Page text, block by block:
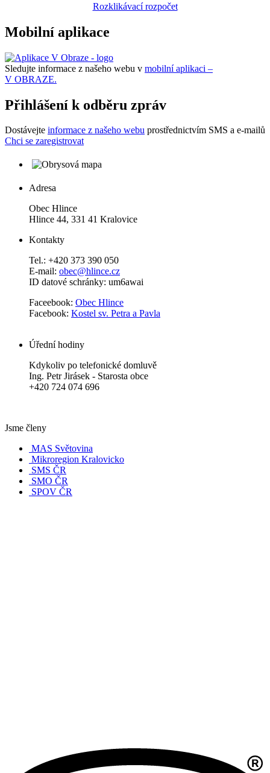
Rozklikávací rozpočet
Mobilní aplikace
Sledujte informace z našeho webu v mobilní aplikaci –
V OBRAZE.
Přihlášení k odběru zpráv
Dostávejte informace z našeho webu prostřednictvím SMS a e-mailů
Chci se zaregistrovat
Adresa
Obec Hlince
Hlince 44, 331 41 Kralovice
Kontakty
Tel.: +420 373 390 050
E-mail: obec@hlince.cz
ID datové schránky: um6awai
Faceebook: Obec Hlince
Facebook: Kostel sv. Petra a Pavla
Úřední hodiny
Kdykoliv po telefonické domluvě
Ing. Petr Jirásek - Starosta obce
+420 724 074 696
Jsme členy
MAS Světovina
Mikroregion Kralovicko
SMS ČR
SMO ČR
SPOV ČR